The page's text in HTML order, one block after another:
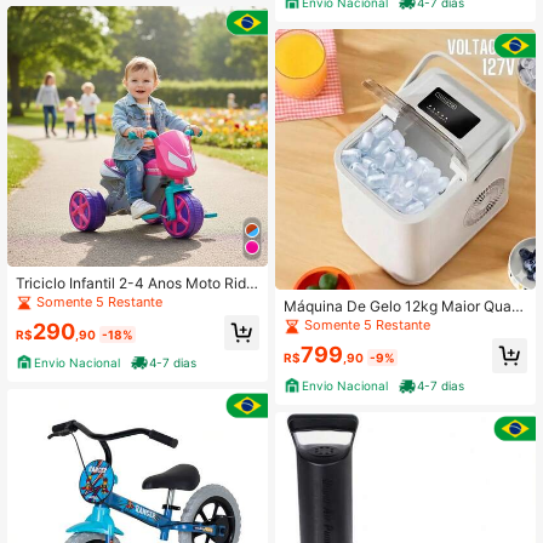
Triciclo Infantil 2-4 Anos Moto Ride
r Com Pedal Para Passeio Usual Bri
Somente 5 Restante
R$290 ,90 -18%
Envio Nacional
4-7 dias
Máquina De Gelo 12kg Maior Quali
dade Portátil Rápida Eficaz 220v 12
7v Branco
Somente 5 Restante
R$799 ,90 -9%
Envio Nacional
4-7 dias